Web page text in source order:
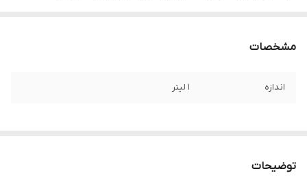
مشخصات
اندازه 1 لیتر
توضیحات